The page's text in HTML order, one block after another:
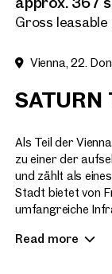
Gross leasable
Vienna, 22.
SATURN
Als Teil der
zu einer der
und zählt als
Stadt bietet von
umfangreiche
Read more